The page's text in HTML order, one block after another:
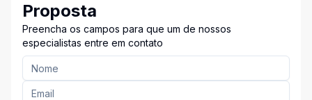
Proposta
Preencha os campos para que um de nossos
especialistas entre em contato